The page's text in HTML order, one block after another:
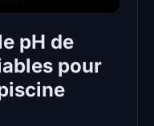
pH de
pour